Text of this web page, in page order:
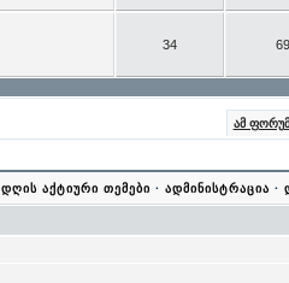
34
ამ
დღის აქტიური თემები ·ადმინისტრაცია ·